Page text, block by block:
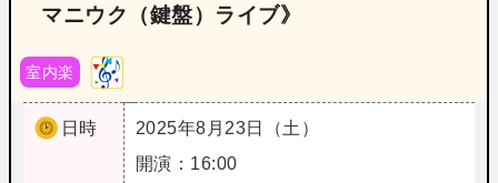
マニウク（鍵盤）ライブ》
室内楽
日時
2025年8月23日（土）
開演：16:00